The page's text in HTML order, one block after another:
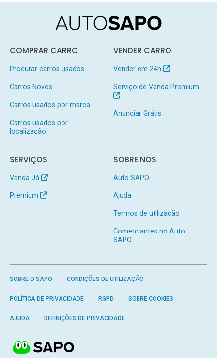
COMPRAR CARRO
Procurar carros usados
Carros Novos
Carros usados por marca
Carros usados por
localização
VENDER CARRO
Vender em 24h
Serviço de Venda Premium
Anunciar Grátis
SERVIÇOS
Venda Já
Premium
SOBRE NÓS
Auto SAPO
Ajuda
Termos de utilização
Comerciantes no Auto
SAPO
SOBRE O SAPO CONDIÇÕES DE UTILIZAÇÃO
POLÍTICA DE PRIVACIDADE RGPD SOBRE COOKIES
AJUDA DEFINIÇÕES DE PRIVACIDADE